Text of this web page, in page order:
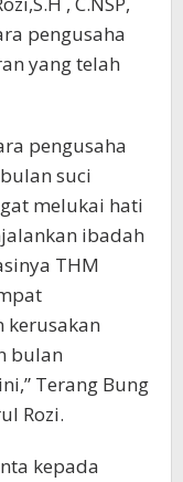
pengusaha
yang telah
pengusaha
suci
melukai hati
ibadah
THM
kerusakan
bulan
Terang Bung
Rozi.
kepada